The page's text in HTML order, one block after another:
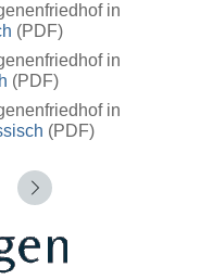
in
(PDF)
in
(PDF)
in
(PDF)